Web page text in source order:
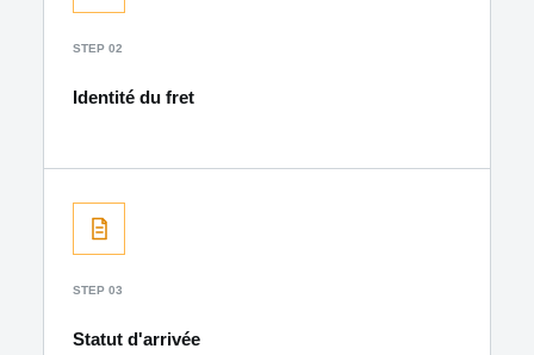
STEP 02
Identité du fret
STEP 03
Statut d'arrivée